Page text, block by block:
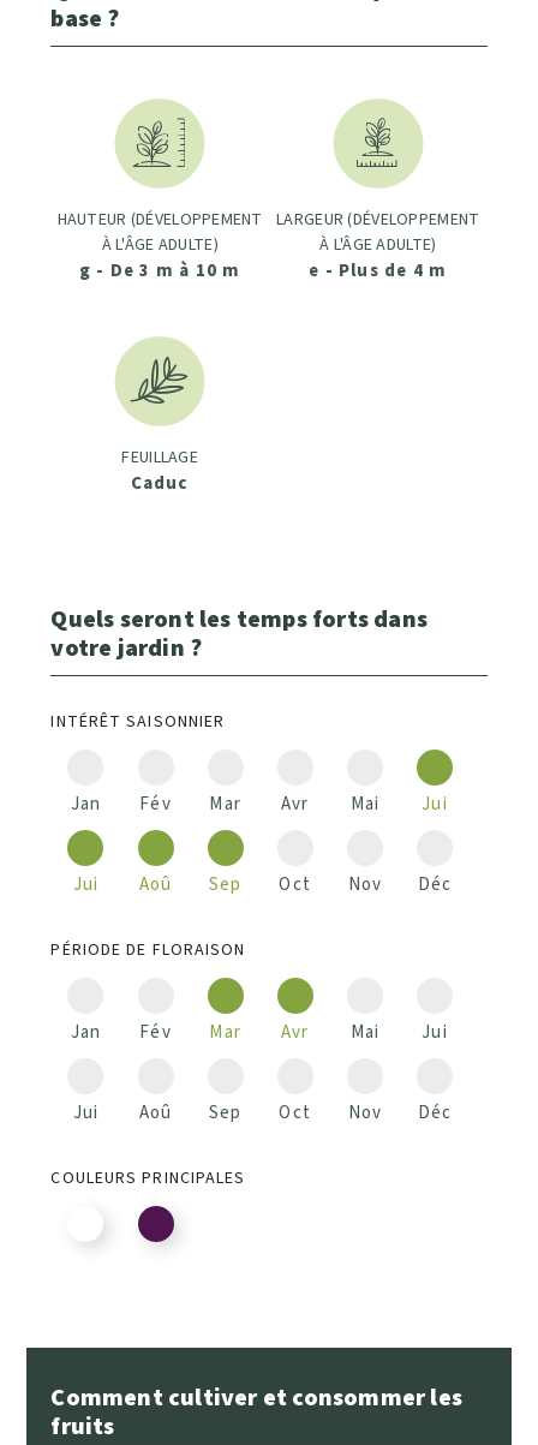
base ?
HAUTEUR (DÉVELOPPEMENT
À L'ÂGE ADULTE)
g - De 3 m à 10 m
LARGEUR (DÉVELOPPEMENT
À L'ÂGE ADULTE)
e - Plus de 4 m
FEUILLAGE
Caduc
Quels seront les temps forts dans
votre jardin ?
INTÉRÊT SAISONNIER
Jan Fév Mar Avr Mai Jui
Jui Aoû Sep Oct Nov Déc
PÉRIODE DE FLORAISON
Jan Fév Mar Avr Mai Jui
Jui Aoû Sep Oct Nov Déc
COULEURS PRINCIPALES
Comment cultiver et consommer les
fruits